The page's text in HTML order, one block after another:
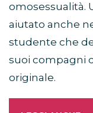
omosessualità.
aiutato anche
studente che
suoi compagni
originale.